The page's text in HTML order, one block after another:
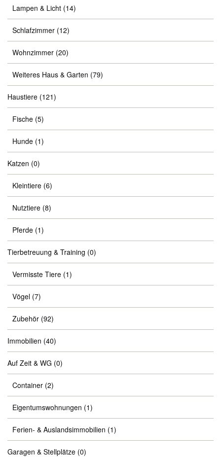
Lampen & Licht (14)
Schlafzimmer (12)
Wohnzimmer (20)
Weiteres Haus & Garten (79)
Haustiere (121)
Fische (5)
Hunde (1)
Katzen (0)
Kleintiere (6)
Nutztiere (8)
Pferde (1)
Tierbetreuung & Training (0)
Vermisste Tiere (1)
Vögel (7)
Zubehör (92)
Immobilien (40)
Auf Zeit & WG (0)
Container (2)
Eigentumswohnungen (1)
Ferien- & Auslandsimmobilien (1)
Garagen & Stellplätze (0)